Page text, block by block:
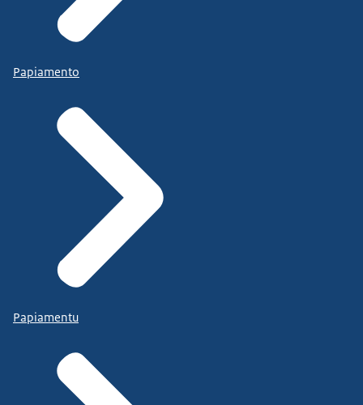
Papiamento
Papiamentu